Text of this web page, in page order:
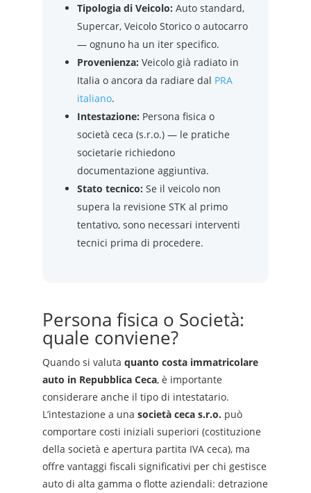
Tipologia di Veicolo: Auto standard,
Supercar, Veicolo Storico o autocarro
— ognuno ha un iter specifico.
Provenienza: Veicolo già radiato in
Italia o ancora da radiare dal PRA
italiano.
Intestazione: Persona fisica o
società ceca (s.r.o.) — le pratiche
societarie richiedono
documentazione aggiuntiva.
Stato tecnico: Se il veicolo non
supera la revisione STK al primo
tentativo, sono necessari interventi
tecnici prima di procedere.
Persona fisica o Società:
quale conviene?
Quando si valuta quanto costa immatricolare
auto in Repubblica Ceca, è importante
considerare anche il tipo di intestatario.
L’intestazione a una società ceca s.r.o. può
comportare costi iniziali superiori (costituzione
della società e apertura partita IVA ceca), ma
offre vantaggi fiscali significativi per chi gestisce
auto di alta gamma o flotte aziendali: detrazione